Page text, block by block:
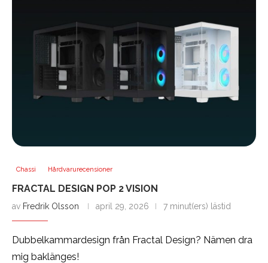
Chassi Hårdvarurecensioner
FRACTAL DESIGN POP 2 VISION
av Fredrik Olsson april 29, 2026 7 minut(ers) lästid
Dubbelkammardesign från Fractal Design? Nämen dra
mig baklänges!